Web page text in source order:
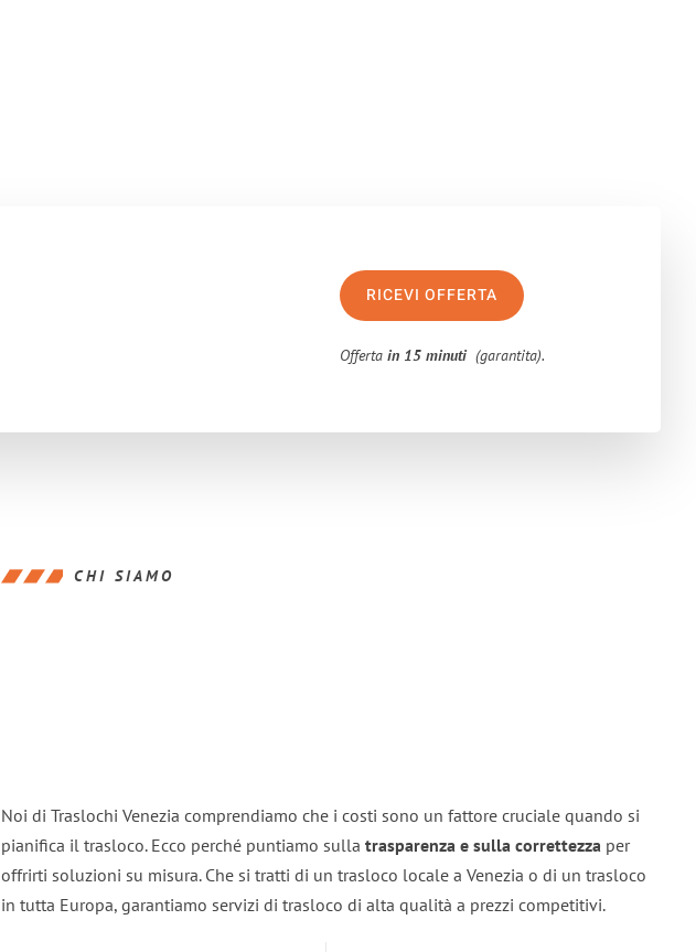
RICEVI OFFERTA
Offertain 15 minuti (garantita).
CHI SIAMO
Noi di Traslochi Venezia comprendiamo che i costi sono un fattore cruciale quando si
pianifica il trasloco. Ecco perché puntiamo sulla trasparenza e sulla correttezza per
offrirti soluzioni su misura. Che si tratti di un trasloco locale a Venezia o di un trasloco
in tutta Europa, garantiamo servizi di trasloco di alta qualità a prezzi competitivi.